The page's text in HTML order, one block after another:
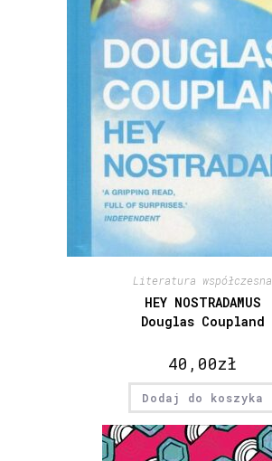
Literatura współczesna
HEY NOSTRADAMUS
Douglas Coupland
40,00zł
Dodaj do koszyka